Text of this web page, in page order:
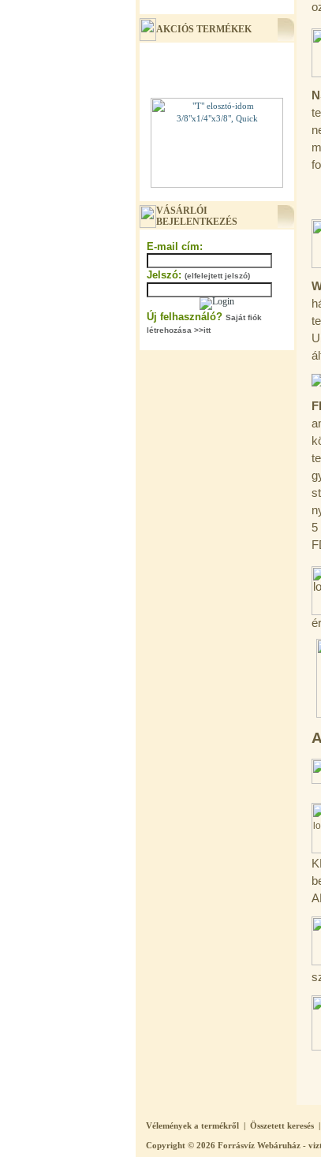
AKCIÓS TERMÉKEK
320,-Ft
VÁSÁRLÓI
BEJELENTKEZÉS
E-mail cím:
Jelszó: (elfelejtett jelszó)
Új felhasználó? Saját fiók
létrehozása >>itt
5
Vélemények a termékről | Összetett keresés |
Copyright © 2026 Forrásvíz Webáruház -